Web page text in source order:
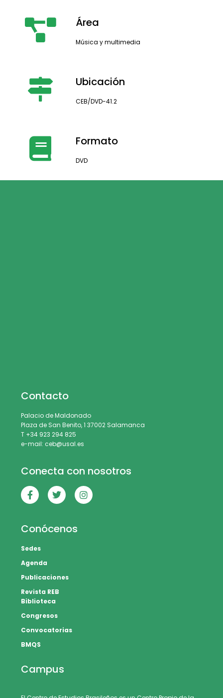
Área
Música y multimedia
Ubicación
CEB/DVD-41.2
Formato
DVD
Contacto
Palacio de Maldonado
Plaza de San Benito, 1 37002 Salamanca
T +34 923 294 825
e-mail: ceb@usal.es
Conecta con nosotros
Conócenos
Sedes
Agenda
Publicaciones
Revista REB
Biblioteca
Congresos
Convocatorias
BMQS
Campus